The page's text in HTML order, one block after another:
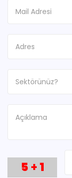
5 +1